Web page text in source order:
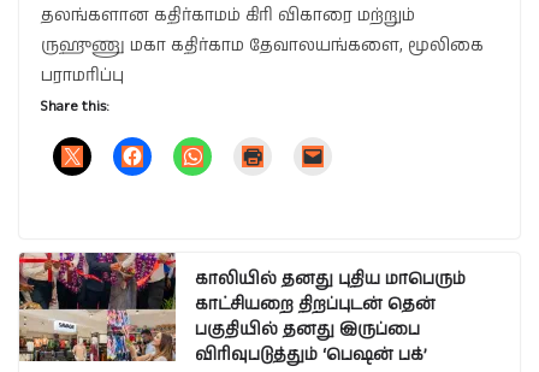
தலங்களான கதிர்காமம் கிரி விகாரை மற்றும்
ருஹுணு மகா கதிர்காம தேவாலயங்களை, மூலிகை
பராமரிப்பு
Share this:
காலியில் தனது புதிய மாபெரும்
காட்சியறை திறப்புடன் தென்
பகுதியில் தனது இருப்பை
விரிவுபடுத்தும் ‘பெஷன் பக்’